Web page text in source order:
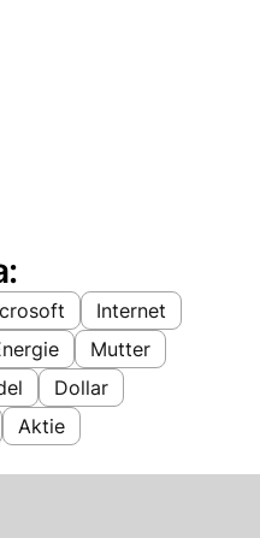
Internet
Mutter
Dollar
Aktie